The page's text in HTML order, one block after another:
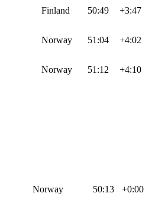
Finland 50:49 +3:47
Norway 51:04 +4:02
Norway 51:12 +4:10
Norway 50:13 +0:00